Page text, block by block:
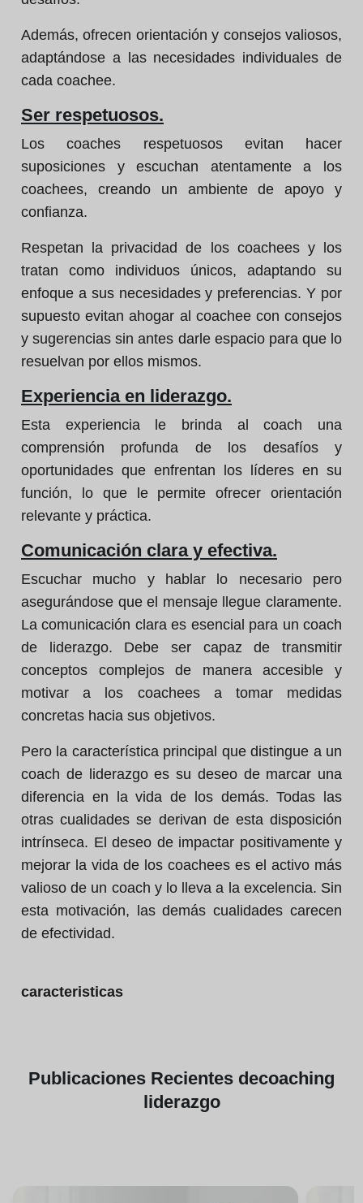
Además, ofrecen orientación y consejos valiosos,
adaptándose a las necesidades individuales de
cada coachee.
Ser respetuosos.
Los coaches respetuosos evitan hacer
suposiciones y escuchan atentamente a los
coachees, creando un ambiente de apoyo y
confianza.
Respetan la privacidad de los coachees y los
tratan como individuos únicos, adaptando su
enfoque a sus necesidades y preferencias. Y por
supuesto evitan ahogar al coachee con consejos
y sugerencias sin antes darle espacio para que lo
resuelvan por ellos mismos.
Experiencia en liderazgo.
Esta experiencia le brinda al coach una
comprensión profunda de los desafíos y
oportunidades que enfrentan los líderes en su
función, lo que le permite ofrecer orientación
relevante y práctica.
Comunicación clara y efectiva.
Escuchar mucho y hablar lo necesario pero
asegurándose que el mensaje llegue claramente.
La comunicación clara es esencial para un coach
de liderazgo. Debe ser capaz de transmitir
conceptos complejos de manera accesible y
motivar a los coachees a tomar medidas
concretas hacia sus objetivos.
Pero la característica principal que distingue a un
coach de liderazgo es su deseo de marcar una
diferencia en la vida de los demás. Todas las
otras cualidades se derivan de esta disposición
intrínseca. El deseo de impactar positivamente y
mejorar la vida de los coachees es el activo más
valioso de un coach y lo lleva a la excelencia. Sin
esta motivación, las demás cualidades carecen
de efectividad.
caracteristicas
Publicaciones Recientes decoaching
liderazgo